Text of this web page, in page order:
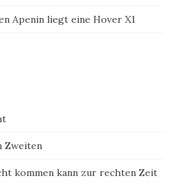
Apenin liegt eine Hover X1
Zweiten
kommen kann zur rechten Zeit